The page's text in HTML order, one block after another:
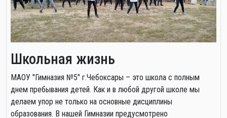
Школьная жизнь
МАОУ "Гимназия №5" г.Чебоксары – это школа с полным
днем пребывания детей. Как и в любой другой школе мы
делаем упор не только на основные дисциплины
образования. В нашей Гимназии предусмотрено